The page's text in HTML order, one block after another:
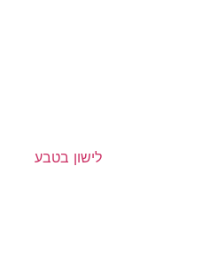
לישון בטבע